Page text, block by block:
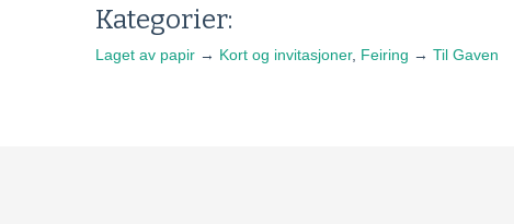
Kategorier:
Laget av papir → Kort og invitasjoner, Feiring → Til Gaven